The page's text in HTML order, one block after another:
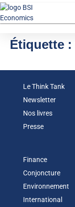
Étiquette :
Le Think Tank
Newsletter
Nos livres
Presse
Finance
Conjoncture
Environnement
International